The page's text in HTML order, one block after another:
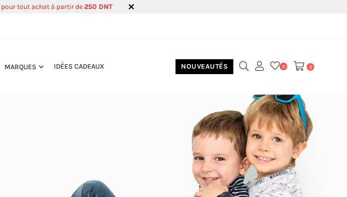
pour tout achat à partir de250 DNT
MARQUES IDÉES CADEAUX NOUVEAUTÉS 0 0